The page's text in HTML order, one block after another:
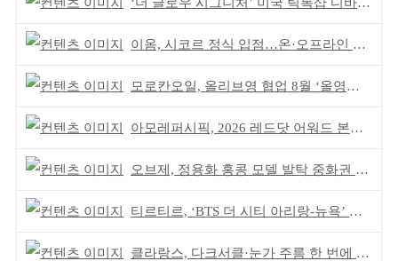
이옴, 시코르 정식 입점…온·오프라인 유통망 확대
모로칸오일, 올리브영 협업 8월 ‘올영픽’ 선정
아모레퍼시픽, 2026 레드닷 어워드 본상 2개 수상
오브제, 정용화 홍콩 모델 발탁 중화권 공략 강화
티르티르, ‘BTS 더 시티 아리랑-뉴욕’ 참여
클라랑스, 다크서클·눈가 주름 한 번에 더블 케어